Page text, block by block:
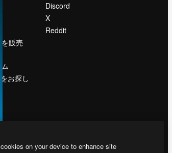
を販売
ム
お探し
Discord
X
Reddit
on your device to enhance site